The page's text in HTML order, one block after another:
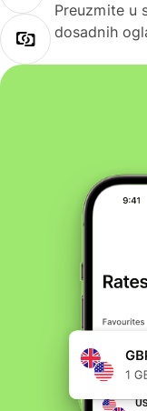
Preuzmite u
dosadnih